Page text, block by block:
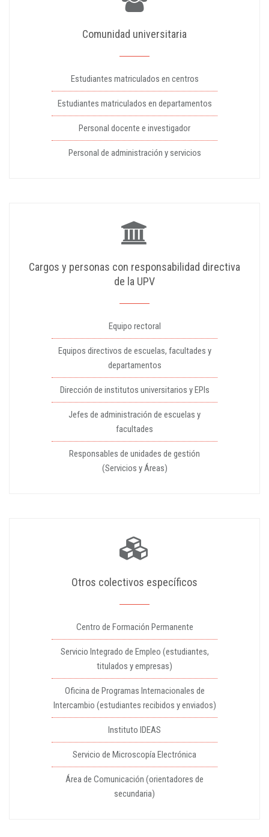
Comunidad universitaria
Estudiantes matriculados en centros
Estudiantes matriculados en departamentos
Personal docente e investigador
Personal de administración y servicios
Cargos y personas con responsabilidad directiva
de la UPV
Equipo rectoral
Equipos directivos de escuelas, facultades y
departamentos
Dirección de institutos universitarios y EPIs
Jefes de administración de escuelas y
facultades
Responsables de unidades de gestión
(Servicios y Áreas)
Otros colectivos específicos
Centro de Formación Permanente
Servicio Integrado de Empleo (estudiantes,
titulados y empresas)
Oficina de Programas Internacionales de
Intercambio (estudiantes recibidos y enviados)
Instituto IDEAS
Servicio de Microscopía Electrónica
Área de Comunicación (orientadores de
secundaria)